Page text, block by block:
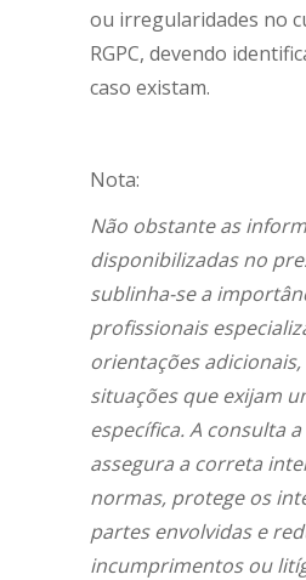
ou irregularidades no
RGPC, devendo
caso existam.
Nota:
Não obstante as
disponibilizadas no
sublinha-se a
profissionais
orientações
situações que exijam
específica. A consulta
assegura a correta
normas, protege os
partes envolvidas e
incumprimentos ou